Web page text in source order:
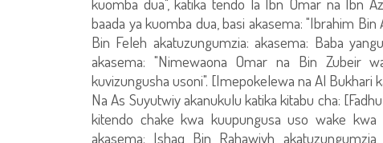
baada ya kuomba dua, basi akasema: "Ibrahim
Bin Feleh akatuzungumzia: akasema: Baba
akasema: "Nimewaona Omar na Bin Zubeir
kuvizungusha usoni". [Imepokelewa na Al Bukhari
Na As Suyutwiy akanukulu katika kitabu cha:
kitendo chake kwa kuupungusa uso wake
akasema: Ishaq Bin Rahawiyh